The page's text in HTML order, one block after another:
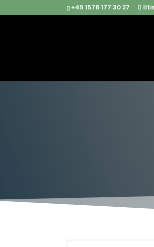
+49 1578 177 30 27